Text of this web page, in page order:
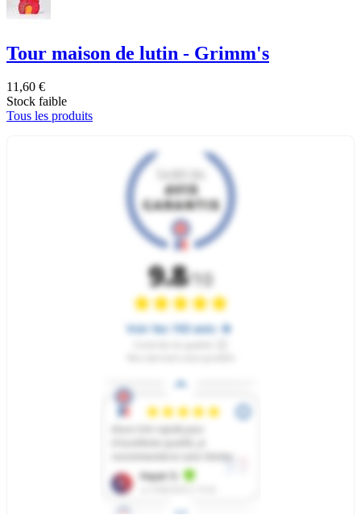
Tour maison de lutin - Grimm's
11,60 €
Stock faible
Tous les produits